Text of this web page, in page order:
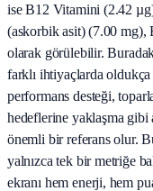
ise B12 Vitamini (2.42
(askorbik asit) (7.00
olarak görülebilir.
farklı ihtiyaçlarda
performans desteği,
hedeflerine yaklaşma gibi
önemli bir referans olur.
yalnızca tek bir metriğe
ekranı hem enerji, hem